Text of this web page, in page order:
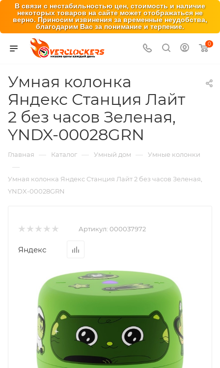
В связи с нестабильностью цен, стоимость и наличие
некоторых товаров на сайте может отображаться не
верно. Приносим извинения за временные неудобства,
благодарим Вас за понимание и терпение.
0
Умная колонка
Яндекс Станция Лайт
2 без часов Зеленая,
YNDX-00028GRN
Главная — Каталог — Умный дом — Умные колонки
—
Умная колонка Яндекс Станция Лайт 2 без часов Зеленая,
YNDX-00028GRN
Артикул: 000037972
Яндекс